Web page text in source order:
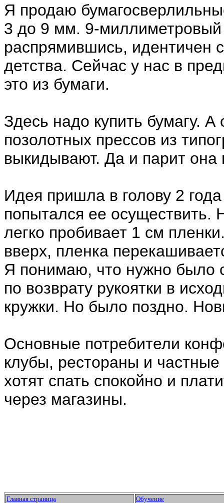
Я продаю
3 до 9 мм. 9-миллиметровый
распрямившись, идентичен
детства. Сейчас у нас в
это из бумаги.
Здесь надо купить бумагу. А
позолотных прессов из
выкидывают. Да и парит она
Идея пришла в голову 2
попытался ее осуществить.
легко пробивает 1 см
вверх, пленка
Я понимаю, что нужно было
по возврату рукоятки в
кружки. Но было поздно.
Основные потребители
клубы, рестораны и
хотят спать спокойно и
через магазины.
Главная страница
Обучение